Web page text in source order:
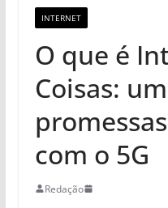
INTERNET
O que é
Coisas:
com o 5G
Redação